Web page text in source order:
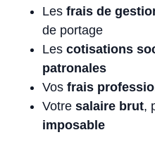
Les frais de
de portage
Les cotisations
patronales
Vos frais
Votre salaire brut,
imposable